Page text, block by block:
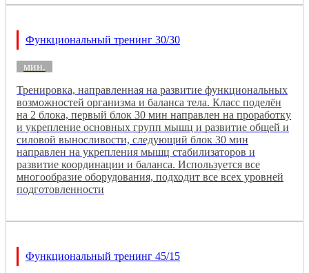
Функциональный тренинг 30/30
мин.
Тренировка, направленная на развитие функциональных
возможностей организма и баланса тела. Класс поделён
на 2 блока, первый блок 30 мин направлен на проработку
и укрепление основных групп мышц и развитие общей и
силовой выносливости, следующий блок 30 мин
направлен на укрепления мышц стабилизаторов и
развитие координации и баланса. Используется все
многообразие оборудования, подходит все всех уровней
подготовленности
Функциональный тренинг 45/15